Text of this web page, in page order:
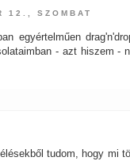
12., SZOMBAT
egyértelműen
- azt hiszem -
tudom, hogy mi